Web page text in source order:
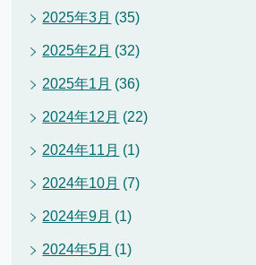
2025年3月 (35)
2025年2月 (32)
2025年1月 (36)
2024年12月 (22)
2024年11月 (1)
2024年10月 (7)
2024年9月 (1)
2024年5月 (1)